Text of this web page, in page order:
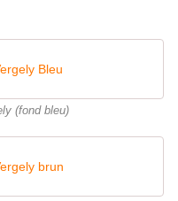
Bleu
(fond bleu)
brun